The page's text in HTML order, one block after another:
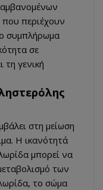
περιέχουν
συμπλήρωμα
σε
τη γενική
στη μείωση
Η ικανότητά
μπορεί να
των
το σώμα